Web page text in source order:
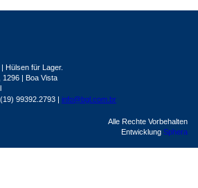
Hülsen für Lager.
1296 | Boa Vista
99392.2793 | info@bgl.com.br
Alle Rechte Vorbehalten
Entwicklung Sphera